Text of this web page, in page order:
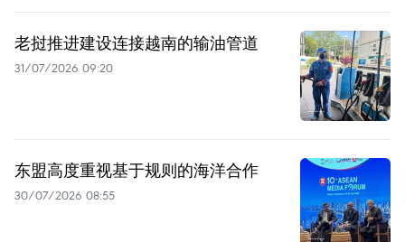
老挝推进建设连接越南的输油管道
31/07/2026 09:20
东盟高度重视基于规则的海洋合作
30/07/2026 08:55